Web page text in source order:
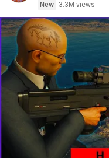
New
3.3M views